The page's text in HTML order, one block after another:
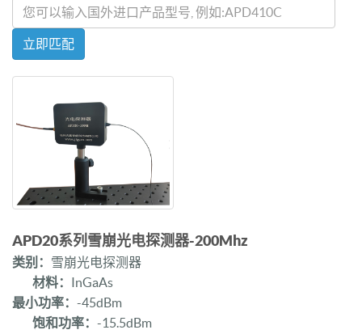
立即匹配
APD20系列雪崩光电探测器-200Mhz
类别： 雪崩光电探测器
材料： InGaAs
最小功率： -45dBm
饱和功率： -15.5dBm